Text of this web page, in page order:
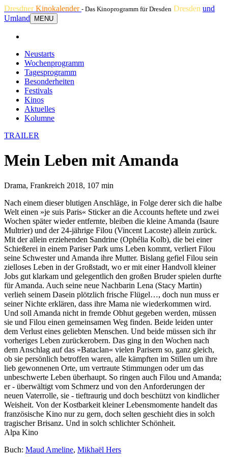
DresdnerKinokalender - Das Kinoprogramm für Dresden Dresden und
Umland
MENU
Neustarts
Wochenprogramm
Tagesprogramm
Besonderheiten
Festivals
Kinos
Aktuelles
Kolumne
TRAILER
Mein Leben mit Amanda
Drama, Frankreich 2018, 107 min
Nach einem dieser blutigen Anschläge, in Folge derer sich die halbe
Welt einen »je suis Paris« Sticker an die Accounts heftete und zwei
Wochen später wieder entfernte, bleiben die kleine Amanda (Isaure
Multrier) und der 24-jährige Filou (Vincent Lacoste) allein zurück.
Mit der allein erziehenden Sandrine (Ophélia Kolb), die bei einer
Schießerei in einem Pariser Park ums Leben kommt, verliert Filou
seine Schwester und Amanda ihre Mutter. Bislang gefiel Filou sein
zielloses Leben in der Großstadt, wo er mit einer Handvoll kleiner
Jobs gut klarkam und gelegentlich den großen Bruder spielen durfte
für Amanda. Auch seine neue Nachbarin Lena (Stacy Martin)
verlieh seinem Dasein plötzlich frische Flügel…, doch nun muss er
seiner Nichte erklären, dass ihre Mama nie wiederkommen wird.
Und soll Amanda nicht in fremde Obhut gegeben werden, müssen
sie und Filou einen gemeinsamen Weg finden. Beide leiden unter
dem Verlust eines geliebten Menschen. Und beide müssen sich ihr
vorheriges Leben zurückerobern. Das ging in den Wochen nach
dem Anschlag auf das »Bataclan« vielen Parisern so, ganz gleich,
ob sie persönlich betroffen waren, alle kämpften im Stillen um ihre
lieb gewonnenen Orte, um vertraute Stimmungen oder um das
unbeschwerte Leben überhaupt. So ringen auch Filou und Amanda;
er - überwältigt vom Schmerz und von den Anforderungen der
neuen Vaterrolle, sie - tieftraurig und doch beschützt von kindlicher
Weisheit. Von der Kostbarkeit kleiner Lebensmomente handelt das
französische Kino nur zu gern, doch selten geschieht dies in solch
tragischer Brisanz. Und in solch schlichter Schönheit.
Alpa Kino
Buch: Maud Ameline, Mikhaël Hers